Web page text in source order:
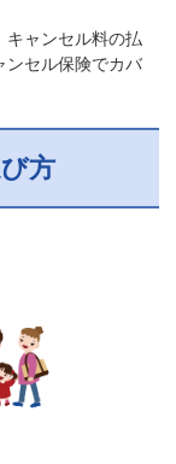
キャンセル料の払
ンセル保険でカバ
方